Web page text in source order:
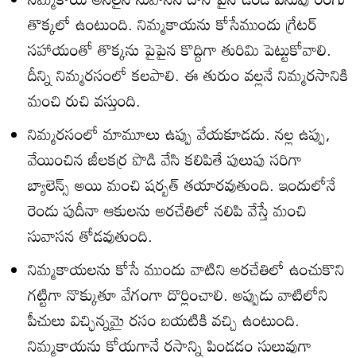
తొక్కలో ఉంటుంది. నిమ్మకాయను కోసేముందు గ్రేటర్‌
సహాయంతో తొక్కను పైపైన కొద్దిగా తురిమి పెట్టుకోవాలి.
దీన్ని నిమ్మరసంలో కలపాలి. ఈ తురుం వల్లనే నిమ్మరసానికి
మంచి రుచి వస్తుంది.
నిమ్మరసంలో మామూలు ఉప్పు వేయకూడదు. నల్ల ఉప్పు,
వేయించిన జీలకర్ర పొడి వేసి కలిపితే పులుపు సరిగా
బ్యాలెన్స్‌ అయి మంచి షర్బత్‌ తయారవుతుంది. ఇందులోనే
రెండు పుదీనా ఆకులను అరచేతిలో నలిపి వేస్తే మంచి
సువాసన తోడవుతుంది.
నిమ్మకాయలను కోసే ముందు వాటిని అరచేతిలో ఉంచుకొని
గట్టిగా నొక్కుతూ వేగంగా దొర్లించాలి. అప్పుడు వాటిలోని
పీచులు విచ్ఛిన్నమై రసం బయటికి వచ్చి ఉంటుంది.
నిమ్మకాయను కోయగానే రసాన్ని పిండడం సులువుగా